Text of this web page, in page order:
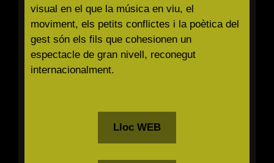
visual en el que la música en viu, el
moviment, els petits conflictes i la poètica del
gest són els fils que cohesionen un
espectacle de gran nivell, reconegut
internacionalment.
Lloc WEB